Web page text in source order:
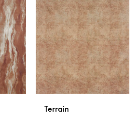
DODAJ
NA
LISTU
ŽELJA
NA
LISTU
ŽELJA
Terrain